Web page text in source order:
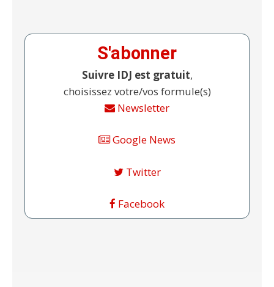
S'abonner
Suivre IDJ est gratuit,
choisissez votre/vos formule(s)
Newsletter
Google News
Twitter
Facebook